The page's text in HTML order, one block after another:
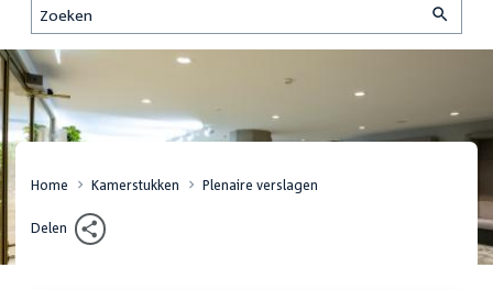
Zoeken
Home Kamerstukken Plenaire verslagen
Delen